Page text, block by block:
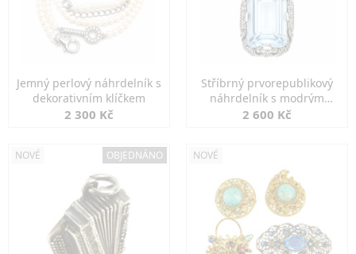
Jemný perlový náhrdelník s
dekorativním klíčkem
2 300 Kč
Stříbrný prvorepublikový
náhrdelník s modrým
spinelem
2 600 Kč
NOVÉ OBJEDNÁNO NOVÉ